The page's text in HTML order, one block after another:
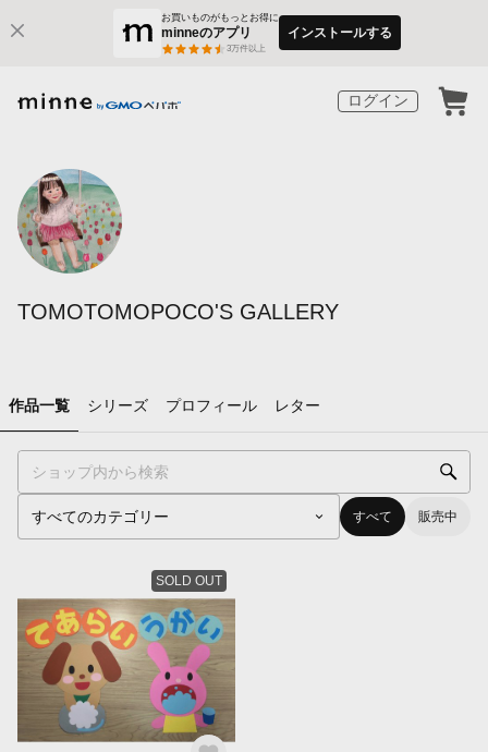
お買いものがもっとお得に
minneのアプリ
3万件以上
インストールする
ログイン
TOMOTOMOPOCO'S GALLERY
作品一覧 シリーズ プロフィール レター
すべて 販売中
SOLD OUT